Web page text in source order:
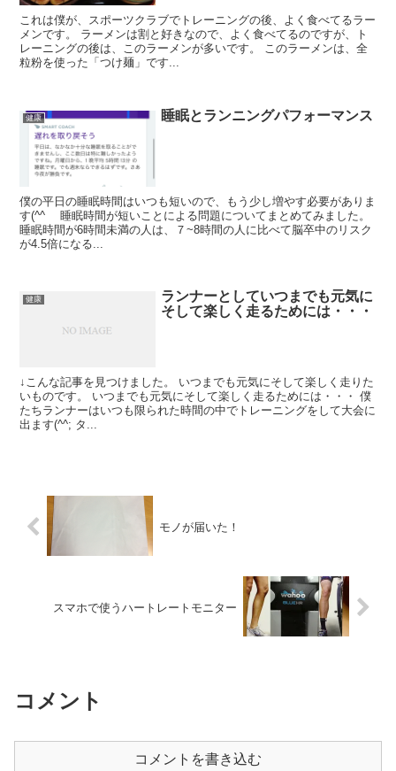
これは僕が、スポーツクラブでトレーニングの後、よく食べてるラー
メンです。 ラーメンは割と好きなので、よく食べてるのですが、ト
レーニングの後は、このラーメンが多いです。 このラーメンは、全
粒粉を使った「つけ麺」です...
健康 睡眠とランニングパフォーマンス
僕の平日の睡眠時間はいつも短いので、もう少し増やす必要がありま
す(^^ゞ 睡眠時間が短いことによる問題についてまとめてみました。
睡眠時間が6時間未満の人は、７~8時間の人に比べて脳卒中のリスク
が4.5倍になる...
健康
ランナーとしていつまでも元気に
そして楽しく走るためには・・・
↓こんな記事を見つけました。 いつまでも元気にそして楽しく走りた
いものです。 いつまでも元気にそして楽しく走るためには・・・ 僕
たちランナーはいつも限られた時間の中でトレーニングをして大会に
出ます(^^; タ...
モノが届いた！
スマホで使うハートレートモニター
コメント
コメントを書き込む